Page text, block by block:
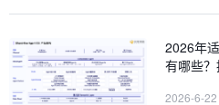
2026年
有哪些
2026-6-22